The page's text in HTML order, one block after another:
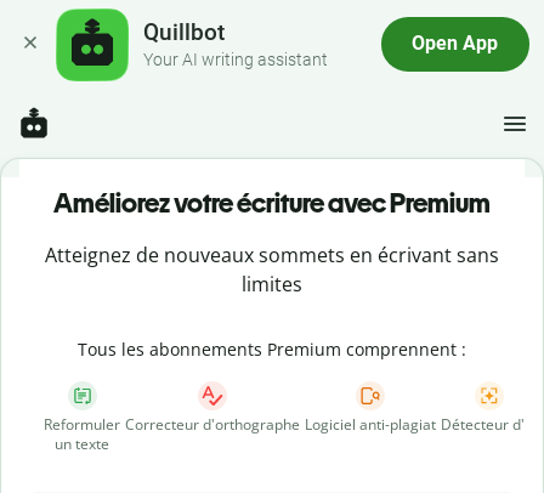
Quillbot
Your AI writing assistant
Open App
Améliorez votre écriture avec Premium
Atteignez de nouveaux sommets en écrivant sans
limites
Tous les abonnements Premium comprennent :
Reformuler
un texte
Correcteur d'orthographe Logiciel anti-plagiat Détecteur d'IA